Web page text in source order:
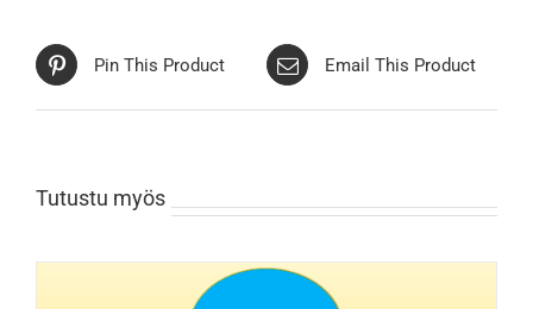
Pin This Product Email This Product
Tutustu myös